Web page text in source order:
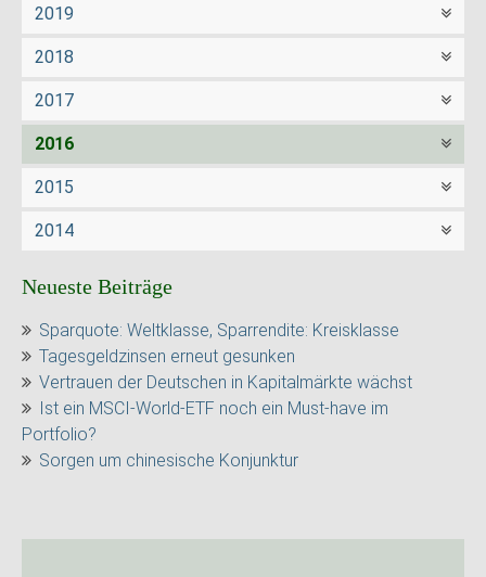
2019
2018
2017
2016
2015
2014
Neueste Beiträge
Sparquote: Weltklasse, Sparrendite: Kreisklasse
Tagesgeldzinsen erneut gesunken
Vertrauen der Deutschen in Kapitalmärkte wächst
Ist ein MSCI-World-ETF noch ein Must-have im
Portfolio?
Sorgen um chinesische Konjunktur